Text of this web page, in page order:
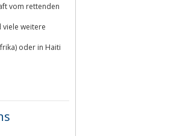
vom rettenden
viele weitere
oder in Haiti